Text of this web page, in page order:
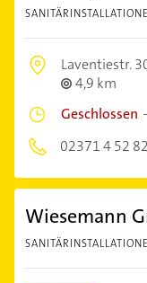
Laventiestr.
4,9 km
Geschlossen
02371 4 52 82
Wiesemann